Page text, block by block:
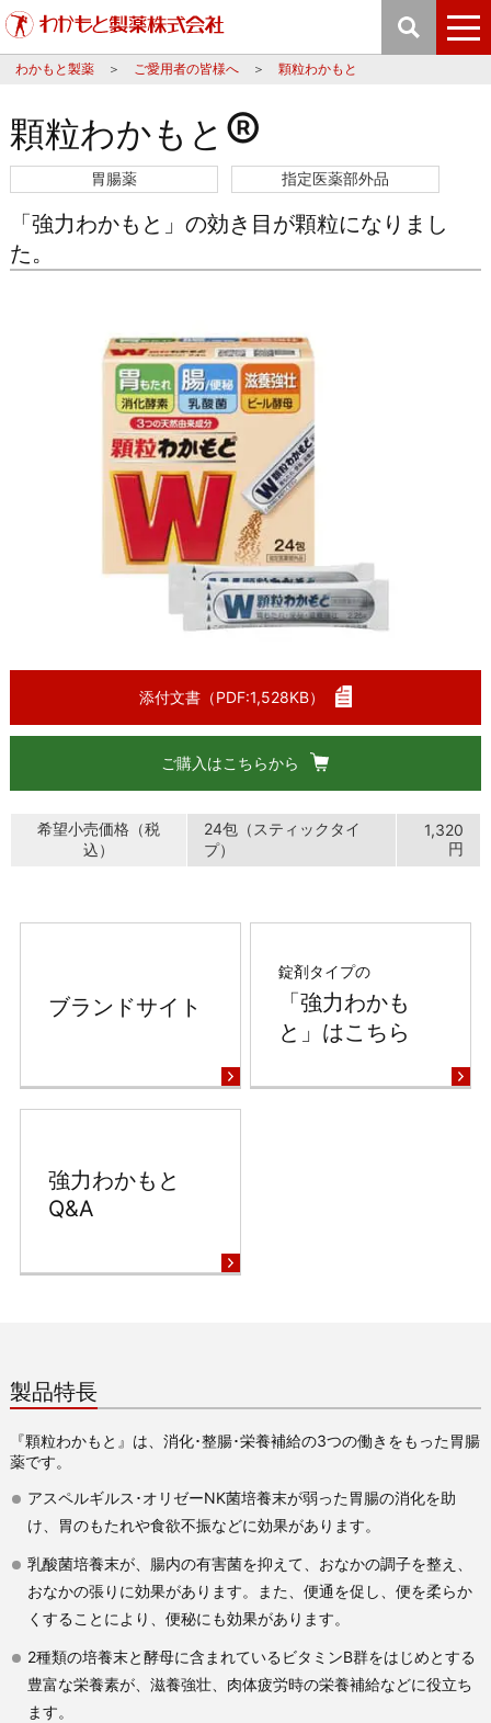
わかもと製薬 ご愛用者の皆様へ 顆粒わかもと
顆粒わかもと ®
胃腸薬 指定医薬部外品
「強力わかもと」の効き目が顆粒になりまし
た。
添付文書（PDF:1,528KB）
ご購入はこちらから
希望小売価格（税
込）
24包（スティックタイ
プ）
1,320
円
ブランドサイト
錠剤タイプの
「強力わかも
と」はこちら
強力わかもと
Q&A
製品特長
『顆粒わかもと』は、消化･整腸･栄養補給の3つの働きをもった胃腸
薬です。
アスペルギルス･オリゼーNK菌培養末が弱った胃腸の消化を助
け、胃のもたれや食欲不振などに効果があります。
乳酸菌培養末が、腸内の有害菌を抑えて、おなかの調子を整え、
おなかの張りに効果があります。また、便通を促し、便を柔らか
くすることにより、便秘にも効果があります。
2種類の培養末と酵母に含まれているビタミンB群をはじめとする
豊富な栄養素が、滋養強壮、肉体疲労時の栄養補給などに役立ち
ます。